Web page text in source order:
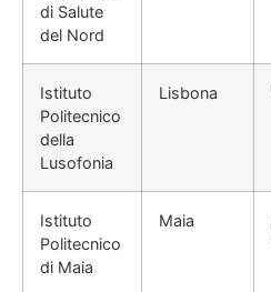
di Salute
del Nord
Istituto
Politecnico
della
Lusofonia
Lisbona
Istituto
Politecnico
di Maia
Maia